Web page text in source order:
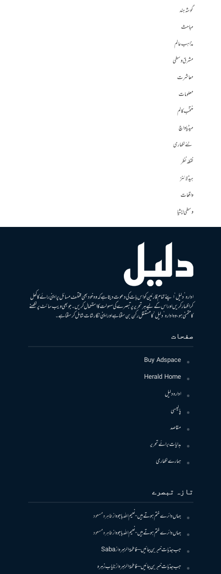
گوشہ ہند
مباحث
مذاہب عالم
مشرق وسطی
معاشرت
معلومات
منتخب کالم
میڈیا واچ
نئے لکھاری
نقطہ نظر
ہیڈلائنز
واقعات
وسطی ایشیا
ادارہ ’دلیل‘ اپنے تمام قارئین کو اس بات کی دعوت دیتا ہے کہ وہ خود بھی مختلف مسائل پر اپنی رائے کا کھل
کر اظہار کریں اور اس کے لیے ہر تحریر پر تبصرے کی سہولت کا استعمال کریں۔ جو بھی ویب سائٹ پر لکھنے
کا متمنی ہو، وہ ادارہ ’دلیل‘ کا مستقل رکن بن سکتا ہے اور اپنی نگارشات شامل کرسکتا ہے۔
صفحات
Buy Adspace
Herald Home
ادارہ دلیل
پالیسی
مقاصد
ہدایات برائے تحریر
ہمارے لکھاری
تازہ تبصرے
جہاں دائرے ختم ہوتے ہیں- نعیم اللہ باجوہازطاہرہ مسعود
جہاں دائرے ختم ہوتے ہیں- نعیم اللہ باجوہازطاہرہ مسعود
جب جذبات خبر بن جائیں – فاطمۃالزہرہازSaba
جب جذبات خبر بن جائیں – فاطمۃالزہرہازنایاب زہرہ